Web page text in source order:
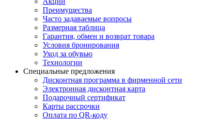
Преимущества
Часто задаваемые вопросы
Размерная таблица
Гарантия, обмен и возврат товара
Условия бронирования
Уход за обувью
Технологии
Специальные предложения
Дисконтная программа в фирменной сети
Электронная дисконтная карта
Подарочный сертификат
Карты рассрочки
Оплата по QR-коду